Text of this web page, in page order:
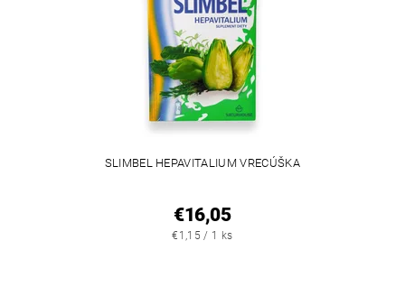
SLIMBEL HEPAVITALIUM VRECÚŠKA
€16,05
€1,15 / 1 ks